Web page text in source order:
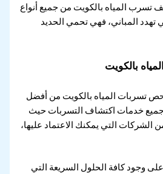
المياه بالكويت من جميع أنواع
تهدد المباني، فهي تحمي الحديد
بالكويت
تسربات المياه بالكويت من أفضل
جميع خدمات اكتشاف التسربات حيث
الشركات التي يمكنك الاعتماد عليها،
وجود كافة الحلول السريعة التي